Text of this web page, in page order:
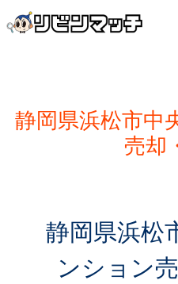
静岡県浜松市中
売却
静岡県浜松
ンション